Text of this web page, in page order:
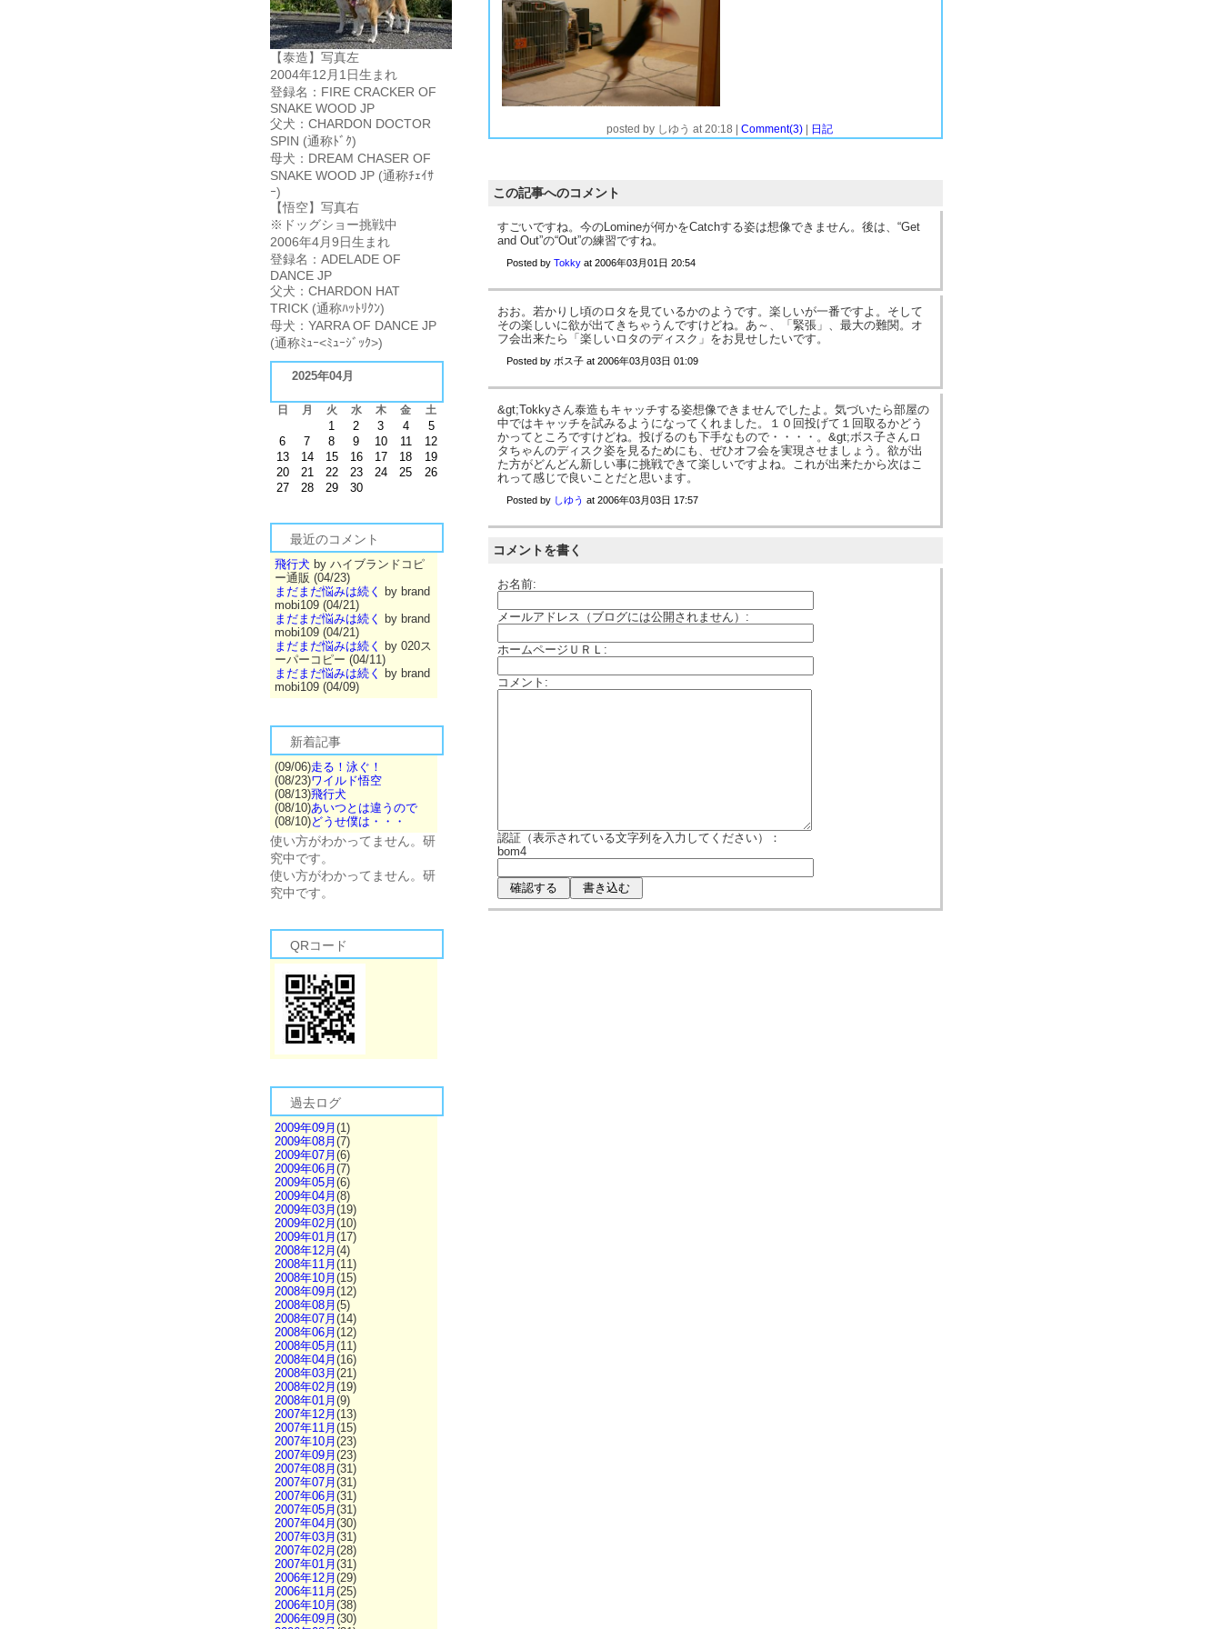
【泰造】写真左
2004年12月1日生まれ
登録名：FIRE CRACKER OF
SNAKE WOOD JP
父犬：CHARDON DOCTOR
SPIN (通称ﾄﾞｸ)
母犬：DREAM CHASER OF
SNAKE WOOD JP (通称ﾁｪｲｻ
ｰ)
【悟空】写真右
※ドッグショー挑戦中
2006年4月9日生まれ
登録名：ADELADE OF
DANCE JP
父犬：CHARDON HAT
TRICK (通称ﾊｯﾄﾘｸﾝ)
母犬：YARRA OF DANCE JP
(通称ﾐｭｰ<ﾐｭｰｼﾞｯｸ>)
2025年04月
日 月 火 水 木 金 土
1 2 3 4
5
6
7 8 9 10 11
12
13
14 15 16 17 18
19
20
21 22 23 24 25
26
27
28 29 30
最近のコメント
飛行犬 by ハイブランドコピ
ー通販 (04/23)
まだまだ悩みは続く
by brand
mobi109 (04/21)
まだまだ悩みは続く
by brand
mobi109 (04/21)
まだまだ悩みは続く
by 020ス
ーパーコピー (04/11)
まだまだ悩みは続く
by brand
mobi109 (04/09)
新着記事
(09/06)走る！泳ぐ！
(08/23)ワイルド悟空
(08/13)飛行犬
(08/10)あいつとは違うので
(08/10)どうせ僕は・・・
使い方がわかってません。研
究中です。
使い方がわかってません。研
究中です。
QRコード
過去ログ
2009年09月 (1)
2009年08月 (7)
2009年07月 (6)
2009年06月 (7)
2009年05月 (6)
2009年04月 (8)
2009年03月 (19)
2009年02月 (10)
2009年01月 (17)
2008年12月 (4)
2008年11月 (11)
2008年10月 (15)
2008年09月 (12)
2008年08月 (5)
2008年07月 (14)
2008年06月 (12)
2008年05月 (11)
2008年04月 (16)
2008年03月 (21)
2008年02月 (19)
2008年01月 (9)
2007年12月 (13)
2007年11月 (15)
2007年10月 (23)
2007年09月 (23)
2007年08月 (31)
2007年07月 (31)
2007年06月 (31)
2007年05月 (31)
2007年04月 (30)
2007年03月 (31)
2007年02月 (28)
2007年01月 (31)
2006年12月 (29)
2006年11月 (25)
2006年10月 (38)
2006年09月 (30)
posted by しゆう at 20:18 Comment(3)| 日記
この記事へのコメント
すごいですね。今のLomineが何かをCatchする姿は想像できません。後は、“Get
and Out”の“Out”の練習ですね。
Posted by Tokky at 2006年03月01日 20:54
おお。若かりし頃のロタを見ているかのようです。楽しいが一番ですよ。そして
その楽しいに欲が出てきちゃうんですけどね。あ～、「緊張」、最大の難関。オ
フ会出来たら「楽しいロタのディスク」をお見せしたいです。
Posted by ボス子 at 2006年03月03日 01:09
&gt;Tokkyさん泰造もキャッチする姿想像できませんでしたよ。気づいたら部屋の
中ではキャッチを試みるようになってくれました。１０回投げて１回取るかどう
かってところですけどね。投げるのも下手なもので・・・・。&gt;ボス子さんロ
タちゃんのディスク姿を見るためにも、ぜひオフ会を実現させましょう。欲が出
た方がどんどん新しい事に挑戦できて楽しいですよね。これが出来たから次はこ
れって感じで良いことだと思います。
Posted by しゆう at 2006年03月03日 17:57
コメントを書く
お名前:
メールアドレス（ブログには公開されません）:
ホームページＵＲＬ:
コメント:
認証（表示されている文字列を入力してください）：
bom4